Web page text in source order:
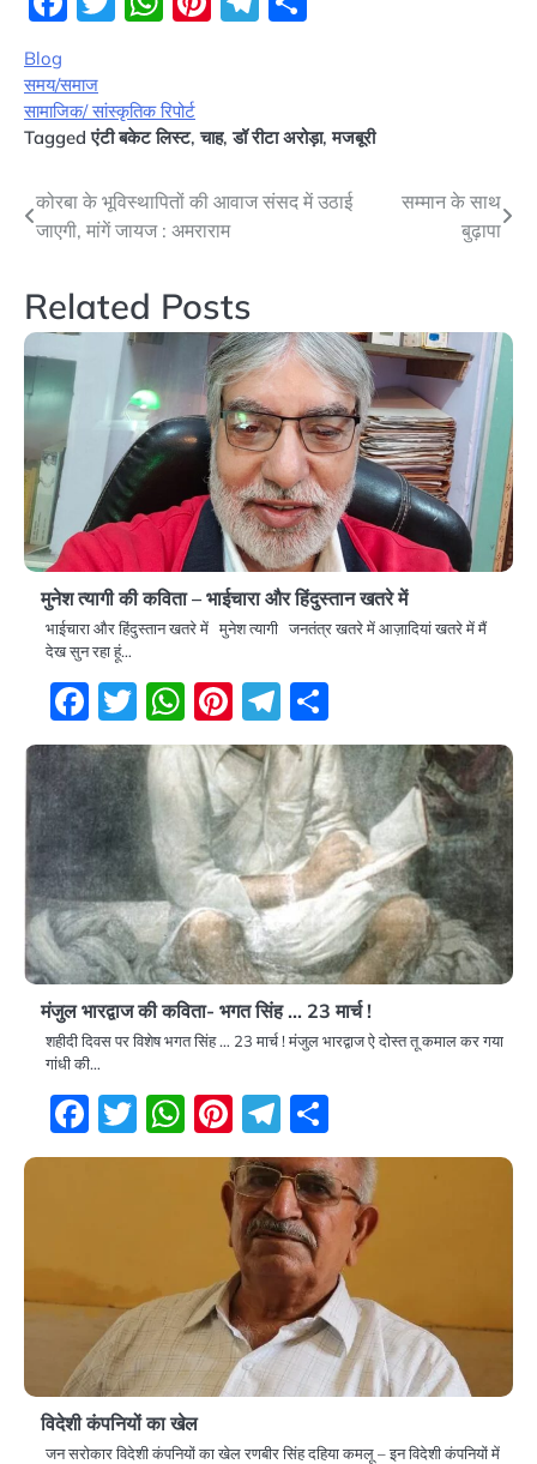
Blog
समय/समाज
सामाजिक/ सांस्कृतिक रिपोर्ट
Taggedएंटी बकेट लिस्ट,चाह,डॉ रीटा अरोड़ा,मजबूरी
Post
navigation
कोरबा के भूविस्थापितों की आवाज संसद में उठाई
जाएगी, मांगें जायज : अमराराम
सम्मान के साथ
बुढ़ापा
Related Posts
मुनेश त्यागी की कविता – भाईचारा और हिंदुस्तान खतरे में
भाईचारा और हिंदुस्तान खतरे में मुनेश त्यागी जनतंत्र खतरे में आज़ादियां खतरे में मैं
देख सुन रहा हूं…
Facebook
Twitter
WhatsApp
Pinterest
Telegram
मंजुल भारद्वाज की कविता- भगत सिंह … 23 मार्च !
शहीदी दिवस पर विशेष भगत सिंह … 23 मार्च ! मंजुल भारद्वाज ऐ दोस्त तू कमाल कर गया
गांधी की…
Facebook
Twitter
WhatsApp
Pinterest
Telegram
विदेशी कंपनियों का खेल
जन सरोकार विदेशी कंपनियों का खेल रणबीर सिंह दहिया कमलू – इन विदेशी कंपनियों में